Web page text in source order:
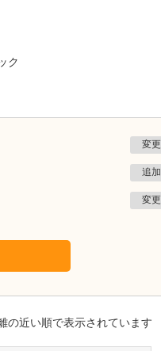
ク
変更
追加
変更
の近い順で表示されています
クリニック
ずみ院長取材記事